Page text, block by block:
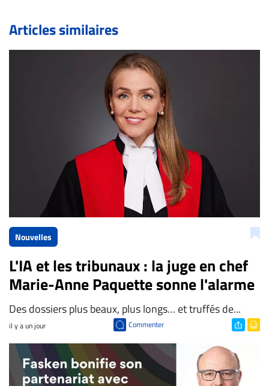
de validation, un droit de réponse.
Bien à vous,
La Rédaction de Droit-inc.com
Articles similaires
Nouvelles
L'IA et les tribunaux : la juge en chef
Marie-Anne Paquette sonne l'alarme
Des dossiers plus beaux, plus longs… et truffés de...
il y a un jour Commenter